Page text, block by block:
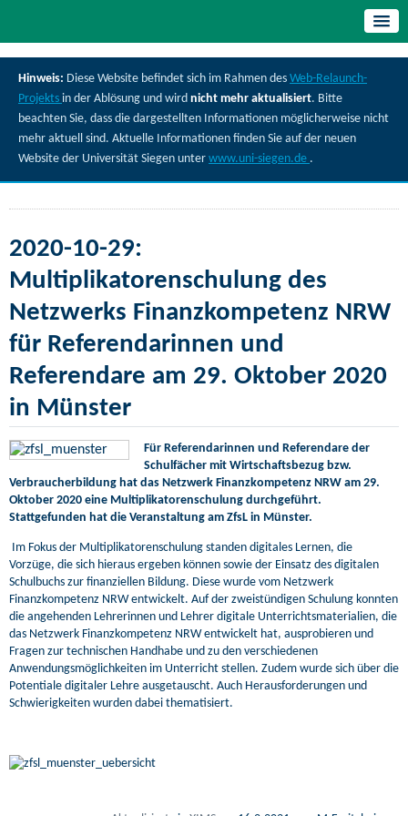
Hinweis: Diese Website befindet sich im Rahmen des Web-Relaunch-
Projekts in der Ablösung und wird nicht mehr aktualisiert. Bitte
beachten Sie, dass die dargestellten Informationen möglicherweise nicht
mehr aktuell sind. Aktuelle Informationen finden Sie auf der neuen
Website der Universität Siegen unter www.uni-siegen.de .
2020-10-29:
Multiplikatorenschulung des
Netzwerks Finanzkompetenz NRW
für Referendarinnen und
Referendare am 29. Oktober 2020
in Münster
Für Referendarinnen und Referendare der
Schulfächer mit Wirtschaftsbezug bzw.
Verbraucherbildung hat das Netzwerk Finanzkompetenz NRW am 29.
Oktober 2020 eine Multiplikatorenschulung durchgeführt.
Stattgefunden hat die Veranstaltung am ZfsL in Münster.
Im Fokus der Multiplikatorenschulung standen digitales Lernen, die
Vorzüge, die sich hieraus ergeben können sowie der Einsatz des digitalen
Schulbuchs zur finanziellen Bildung. Diese wurde vom Netzwerk
Finanzkompetenz NRW entwickelt. Auf der zweistündigen Schulung konnten
die angehenden Lehrerinnen und Lehrer digitale Unterrichtsmaterialien, die
das Netzwerk Finanzkompetenz NRW entwickelt hat, ausprobieren und
Fragen zur technischen Handhabe und zu den verschiedenen
Anwendungsmöglichkeiten im Unterricht stellen. Zudem wurde sich über die
Potentiale digitaler Lehre ausgetauscht. Auch Herausforderungen und
Schwierigkeiten wurden dabei thematisiert.